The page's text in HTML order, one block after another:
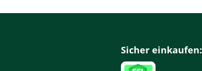
Sicher einkaufen: